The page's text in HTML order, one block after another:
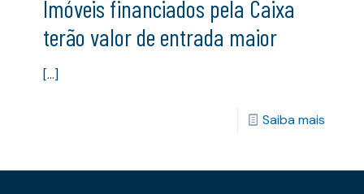
Imóveis financiados pela Caixa
terão valor de entrada maior
[…]
Saiba mais